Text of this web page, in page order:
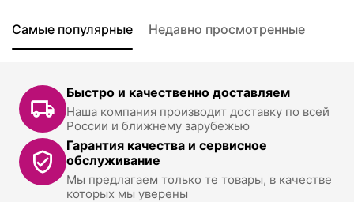
Самые популярные Недавно просмотренные
Быстро и качественно доставляем
Наша компания производит доставку по всей
России и ближнему зарубежью
Гарантия качества и сервисное
обслуживание
Мы предлагаем только те товары, в качестве
которых мы уверены